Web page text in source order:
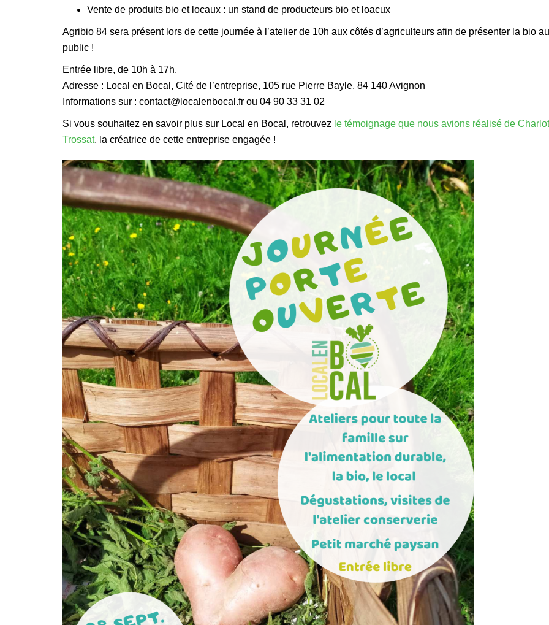
Vente de produits bio et locaux : un stand de producteurs bio et loacux
Agribio 84 sera présent lors de cette journée à l’atelier de 10h aux côtés d’agriculteurs afin de présenter la bio au
public !
Entrée libre, de 10h à 17h.
Adresse : Local en Bocal, Cité de l’entreprise, 105 rue Pierre Bayle, 84 140 Avignon
Informations sur : contact@localenbocal.fr ou 04 90 33 31 02
Si vous souhaitez en savoir plus sur Local en Bocal, retrouvez le témoignage que nous avions réalisé de
Trossat, la créatrice de cette entreprise engagée !